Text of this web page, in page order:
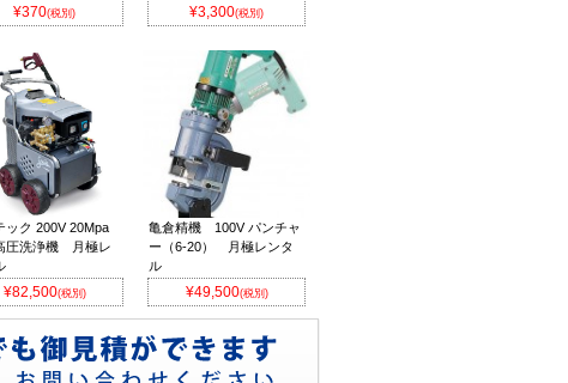
¥370(税別) ¥3,300(税別)
ック 200V 20Mpa
圧洗浄機 月極レ
¥82,500(税別)
亀倉精機 100V パンチャ
ー（6-20） 月極レンタ
ル
¥49,500(税別)